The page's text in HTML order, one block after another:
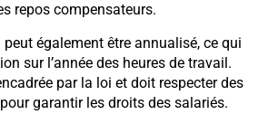
repos compensateurs.
également être annualisé, ce qui
sur l’année des heures de travail.
par la loi et doit respecter des
garantir les droits des salariés.